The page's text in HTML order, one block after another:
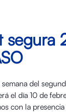
segura
del
el día 10 de
con la